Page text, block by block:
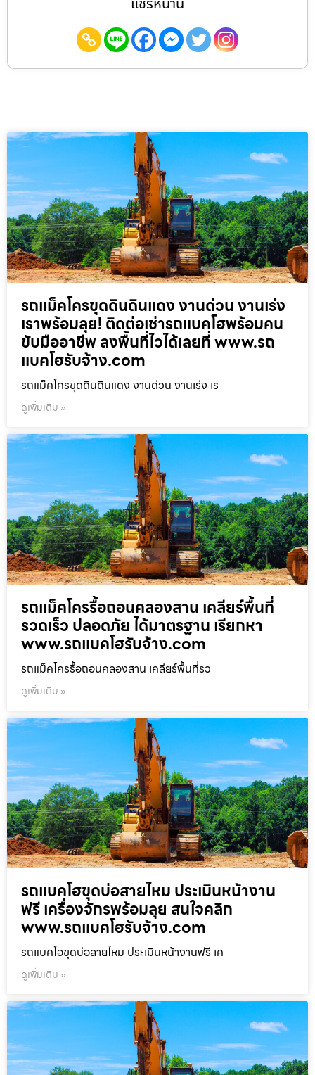
รถแม็คโครขุดดินดินแดง งานด่วน งานเร่ง
เราพร้อมลุย! ติดต่อเช่ารถแบคโฮพร้อมคน
ขับมืออาชีพ ลงพื้นที่ไวได้เลยที่ www.รถ
แบคโฮรับจ้าง.com
รถแม็คโครขุดดินดินแดง งานด่วน งานเร่ง เร
ดูเพิ่มเติม »
รถแม็คโครรื้อถอนคลองสาน เคลียร์พื้นที่
รวดเร็ว ปลอดภัย ได้มาตรฐาน เรียกหา
www.รถแบคโฮรับจ้าง.com
รถแม็คโครรื้อถอนคลองสาน เคลียร์พื้นที่รว
ดูเพิ่มเติม »
รถแบคโฮขุดบ่อสายไหม ประเมินหน้างาน
ฟรี เครื่องจักรพร้อมลุย สนใจคลิก
www.รถแบคโฮรับจ้าง.com
รถแบคโฮขุดบ่อสายไหม ประเมินหน้างานฟรี เค
ดูเพิ่มเติม »